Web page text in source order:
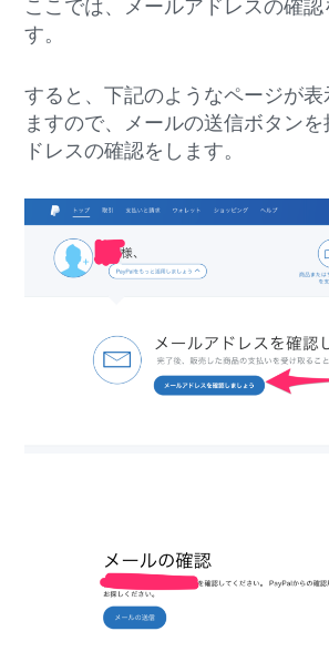
ここでは、メールアドレスの確認
す。
すると、下記のようなページが
ますので、メールの送信ボタン
ドレスの確認をします。